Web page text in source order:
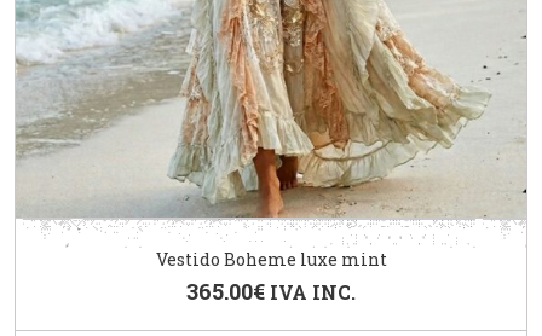
Vestido Boheme luxe mint
365.00€ IVA INC.